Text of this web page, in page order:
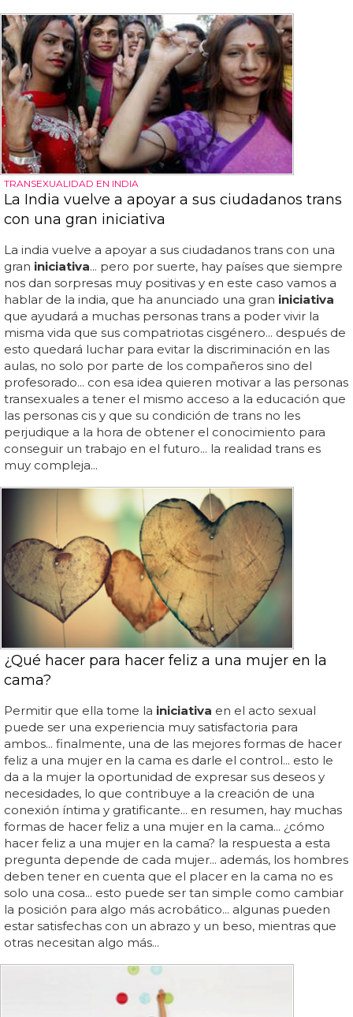
TRANSEXUALIDAD EN INDIA
La India vuelve a apoyar a sus ciudadanos trans
con una gran iniciativa
La india vuelve a apoyar a sus ciudadanos trans con una
gran iniciativa... pero por suerte, hay países que siempre
nos dan sorpresas muy positivas y en este caso vamos a
hablar de la india, que ha anunciado una gran iniciativa
que ayudará a muchas personas trans a poder vivir la
misma vida que sus compatriotas cisgénero... después de
esto quedará luchar para evitar la discriminación en las
aulas, no solo por parte de los compañeros sino del
profesorado... con esa idea quieren motivar a las personas
transexuales a tener el mismo acceso a la educación que
las personas cis y que su condición de trans no les
perjudique a la hora de obtener el conocimiento para
conseguir un trabajo en el futuro... la realidad trans es
muy compleja...
¿Qué hacer para hacer feliz a una mujer en la
cama?
Permitir que ella tome la iniciativa en el acto sexual
puede ser una experiencia muy satisfactoria para
ambos... finalmente, una de las mejores formas de hacer
feliz a una mujer en la cama es darle el control... esto le
da a la mujer la oportunidad de expresar sus deseos y
necesidades, lo que contribuye a la creación de una
conexión íntima y gratificante... en resumen, hay muchas
formas de hacer feliz a una mujer en la cama... ¿cómo
hacer feliz a una mujer en la cama? la respuesta a esta
pregunta depende de cada mujer... además, los hombres
deben tener en cuenta que el placer en la cama no es
solo una cosa... esto puede ser tan simple como cambiar
la posición para algo más acrobático... algunas pueden
estar satisfechas con un abrazo y un beso, mientras que
otras necesitan algo más...